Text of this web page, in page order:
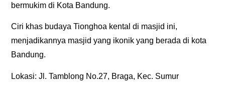
bermukim di Kota Bandung.
Ciri khas budaya Tionghoa kental di masjid ini,
menjadikannya masjid yang ikonik yang berada di kota
Bandung.
Lokasi: Jl. Tamblong No.27, Braga, Kec. Sumur